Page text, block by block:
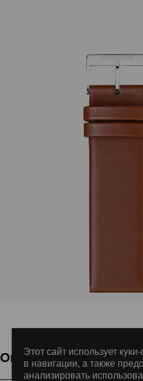
Описание
Этот сайт использует
в навигации, а также
анализировать